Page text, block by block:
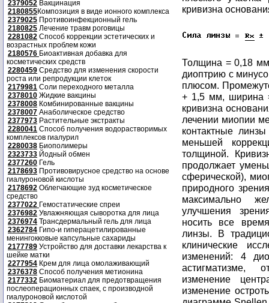
2379052 Вакцинация
2180855Композиция в виде ионного комплекса
2379025 Противоинфекционный гель
2180825 Лечение травм роговицы
2281082 Способ коррекции эстетических и
возрастных проблем кожи
2180576 Биоактивная добавка для
косметических средств
2280459 Средство для изменения скорости
роста или репродукции клеток
2179981 Соли переходного металла
2378010 Жидкие вакцины
2378008 Комбинированные вакцины
2378007 Анаболическое средство
2377973 Растительные экстракты
2280041 Способ получения водорастворимых
комплексов гиалурил
2280038 Биополимеры
2323733 Йодный обмен
2377260 Гель
2178693 Противовирусное средство на основе
гиалуроновой кислоты
2178692 Облегчающие зуд косметическое
средство
2377022 Гемостатические спреи
2376982 Увлажняющая сыворотка для лица
2376974 Трансдермальный гель для лица
2362784 Гипо-и гиперацетилированные
менингокковые капсульные сахариды
2177789 Устройство для доставки лекарства к
шейке матки
2277954 Крем для лица омолаживающий
2376378 Способ получения метионина
2177332 Биоматериал для предотвращения
послеоперационных спаек, с производной
гиалуроновой кислотой
кривизна
Толщина = 0,18
диоптрию с
плюсом.
+ 1,5 мм, ширина
кривизна
лечении миопии
контактные
меньшей
толщиной.
продолжает
сферической),
природного
максимально
улучшения
носить все
линзы. В
клинические
изменений: 4
астигматизме,
изменение
изменение